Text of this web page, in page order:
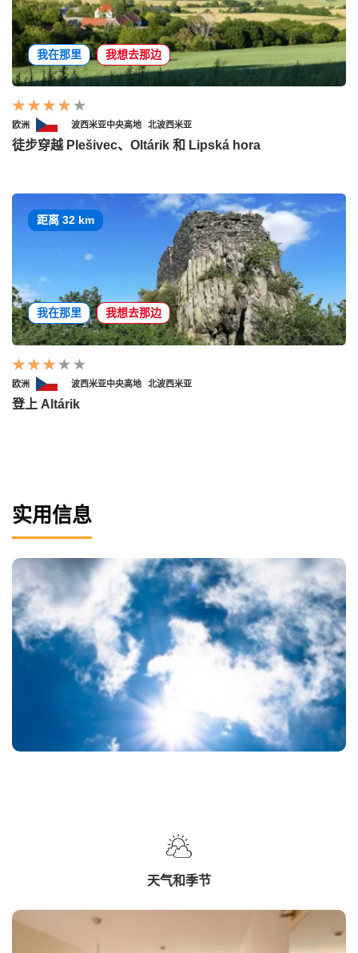
我在那里 我想去那边
欧洲 波西米亚中央高地 北波西米亚
徒步穿越 Plešivec、Oltárik 和 Lipská hora
距离 32 km
我在那里 我想去那边
欧洲 波西米亚中央高地 北波西米亚
登上 Altárik
实用信息
天气和季节